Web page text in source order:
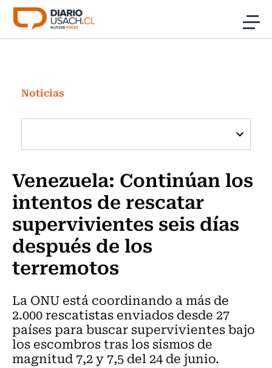
Click acá para ir directamente al contenido
Investigación
Cultura
Programas Radio y TV Usach
Noticias
Venezuela: Continúan los
intentos de rescatar
supervivientes seis días
después de los
terremotos
La ONU está coordinando a más de
2.000 rescatistas enviados desde 27
países para buscar supervivientes bajo
los escombros tras los sismos de
magnitud 7,2 y 7,5 del 24 de junio.